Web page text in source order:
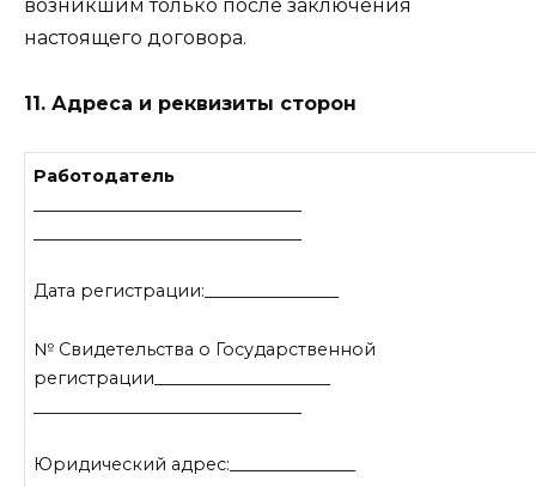
возникшим только после заключения
настоящего договора.
11. Адреса и реквизиты сторон
Работодатель
Дата регистрации:________________
№ Свидетельства о Государственной
регистрации_____________________
Юридический адрес:_______________